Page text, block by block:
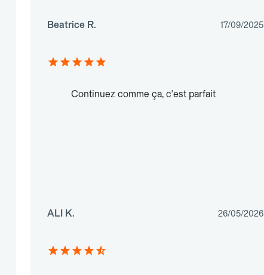
Beatrice R. 17/09/2025
Continuez comme ça, c'est parfait
ALI K. 26/05/2026